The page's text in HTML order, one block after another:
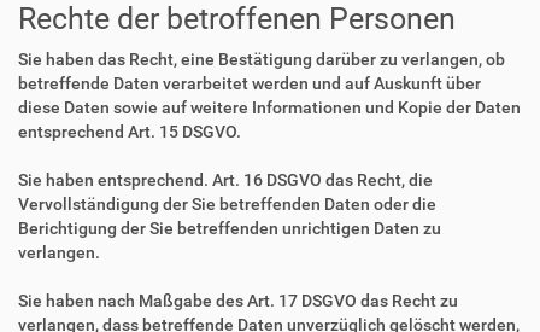
Rechte der betroffenen Personen
Sie haben das Recht, eine Bestätigung darüber zu verlangen, ob
betreffende Daten verarbeitet werden und auf Auskunft über
diese Daten sowie auf weitere Informationen und Kopie der Daten
entsprechend Art. 15 DSGVO.
Sie haben entsprechend. Art. 16 DSGVO das Recht, die
Vervollständigung der Sie betreffenden Daten oder die
Berichtigung der Sie betreffenden unrichtigen Daten zu
verlangen.
Sie haben nach Maßgabe des Art. 17 DSGVO das Recht zu
verlangen, dass betreffende Daten unverzüglich gelöscht werden,